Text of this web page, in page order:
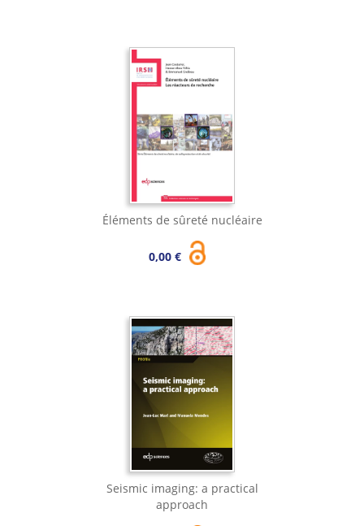
Éléments de sûreté nucléaire
0,00 €
Seismic imaging: a practical
approach